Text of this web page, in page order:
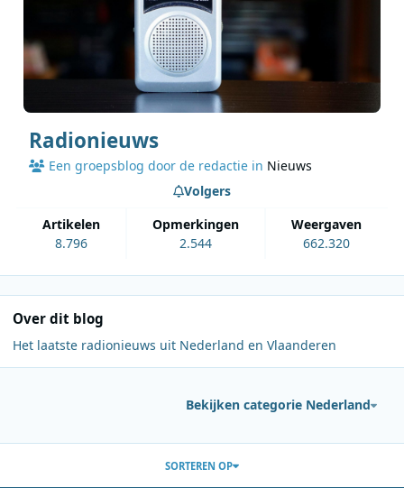
Radionieuws
Een groepsblog door de redactie in Nieuws
artikelen
8.796
opmerkingen
2.544
weergaven
662.320
Volgers
Over dit blog
Het laatste radionieuws uit Nederland en Vlaanderen
Bekijken categorie Nederland
SORTEREN OP